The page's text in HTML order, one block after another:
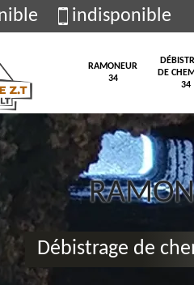
indisponible
RAMONEUR
34
DE
34
Débistrage de